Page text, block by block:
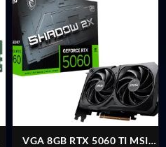
VGA 8GB RTX 5060 TI MSI